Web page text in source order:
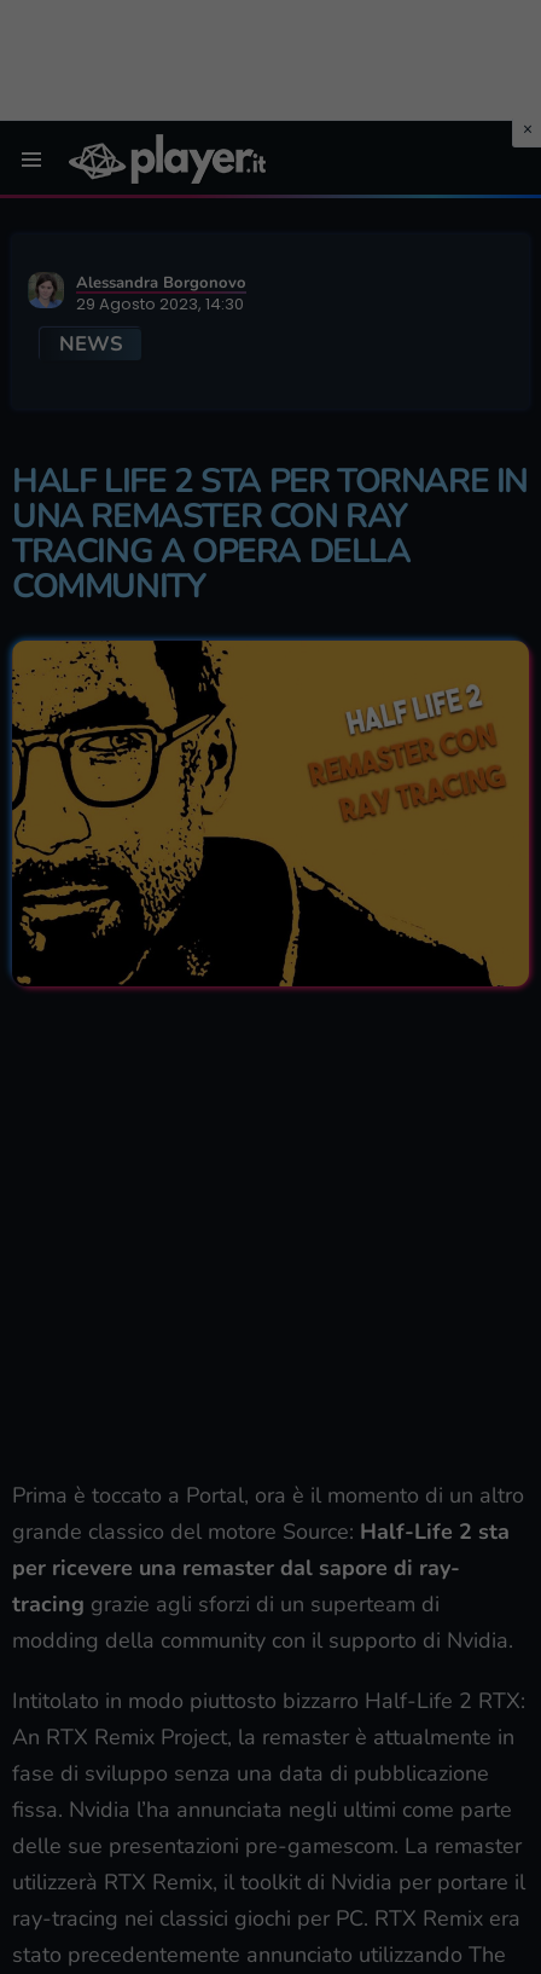
Alessandra Borgonovo
29 Agosto 2023, 14:30
NEWS
HALF LIFE 2 STA PER TORNARE IN
UNA REMASTER CON RAY
TRACING A OPERA DELLA
COMMUNITY
Prima è toccato a Portal, ora è il momento di un altro
grande classico del motore Source: Half-Life 2 sta
per ricevere una remaster dal sapore di ray-
tracing grazie agli sforzi di un superteam di
modding della community con il supporto di Nvidia.
Intitolato in modo piuttosto bizzarro Half-Life 2 RTX:
An RTX Remix Project, la remaster è attualmente in
fase di sviluppo senza una data di pubblicazione
fissa. Nvidia l’ha annunciata negli ultimi come parte
delle sue presentazioni pre-gamescom. La remaster
utilizzerà RTX Remix, il toolkit di Nvidia per portare il
ray-tracing nei classici giochi per PC. RTX Remix era
stato precedentemente annunciato utilizzando The